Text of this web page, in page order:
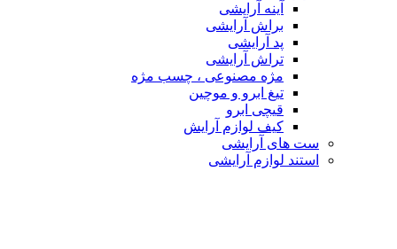
آینه آرایشی
براش آرایشی
پد آرایشی
تراش آرایشی
مژه مصنوعی ، چسب مژه
تیغ ابرو و موچین
قیچی ابرو
کیف لوازم آرایش
ست های آرایشی
استند لوازم آرایشی